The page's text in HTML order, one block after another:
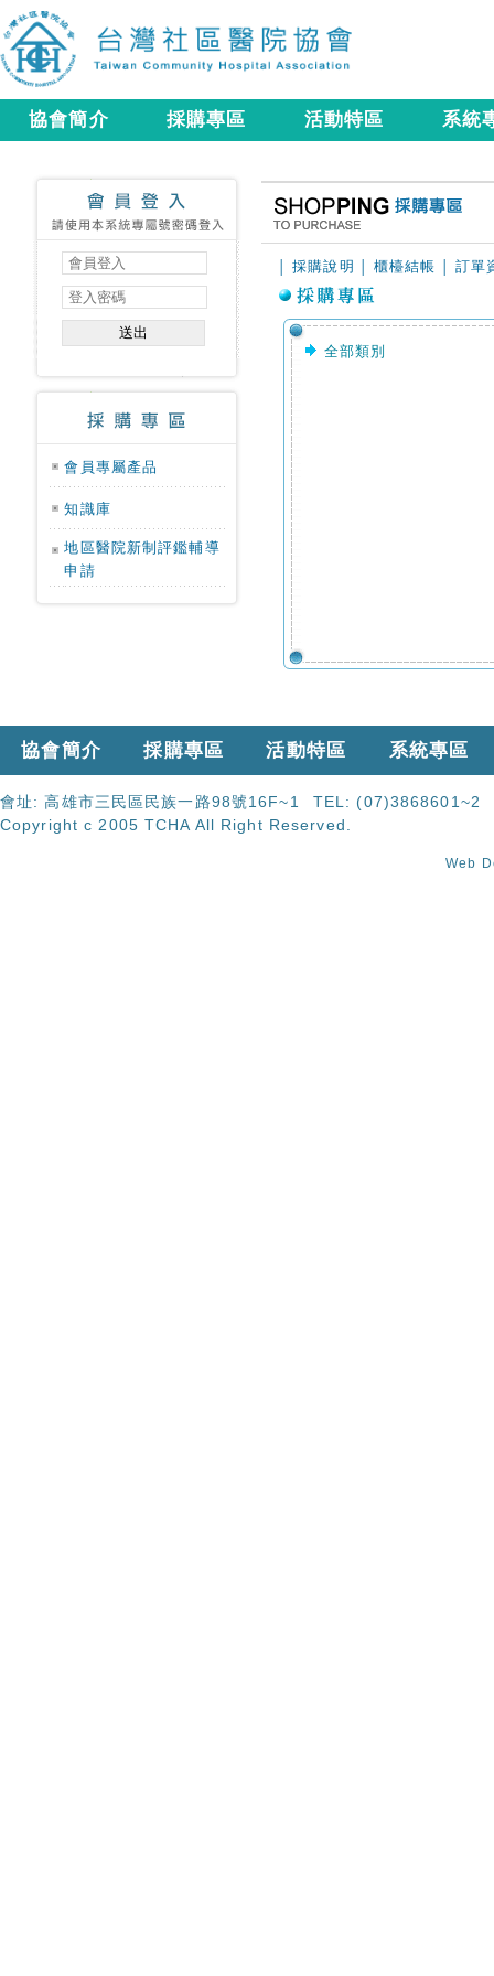
協會簡介 採購專區 活動特區 系統
會員專屬產品
知識庫
地區醫院新制評鑑輔導
申請
│採購說明 │櫃檯結帳 訂單
全部類別
協會簡介 採購專區 活動特區 系統專區
會址:高雄市三民區民族一路98號16F~1 TEL: (07)3868601~2
Copyright c 2005 TCHA All Right Reserved.
Web